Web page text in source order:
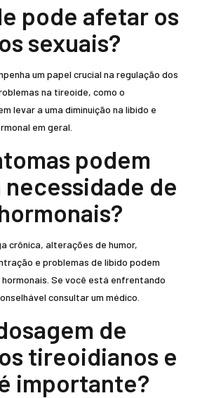
pode afetar os
sexuais?
um papel crucial na regulação dos
na tireoide, como o
levar a uma diminuição na libido e
em geral.
podem
necessidade de
crônica, alterações de humor,
e problemas de libido podem
Se você está enfrentando
consultar um médico.
de
tireoidianos e
importante?